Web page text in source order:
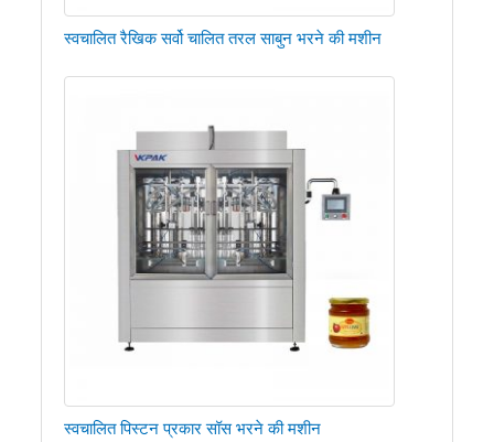
स्वचालित रैखिक सर्वो चालित तरल साबुन भरने की मशीन
स्वचालित पिस्टन प्रकार सॉस भरने की मशीन